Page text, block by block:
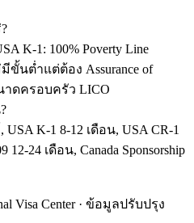
K-1: 100% Poverty Line
มีขั้นต่ำแต่ต้อง Assurance of
าดครอบครัว LICO
USA K-1 8-12 เดือน, USA CR-1
12-24 เดือน, Canada Sponsorship
Visa Center · ข้อมูลปรับปรุง